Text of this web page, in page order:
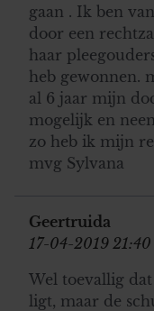
gaan . Ik ben
door een
haar
heb gewonnen.
al 6 jaar mijn
mogelijk en
zo heb ik mijn
mvg Sylvana
Geertruida
17-04-2019 21:40
Wel toevallig
ligt, maar de